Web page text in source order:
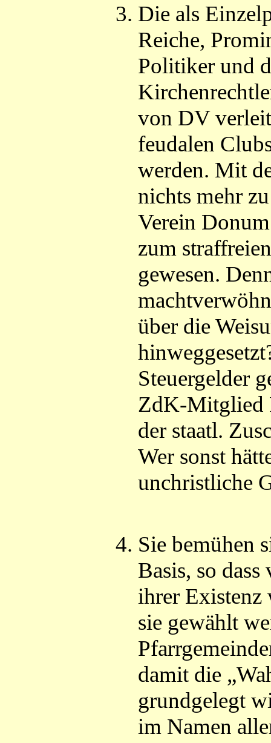
Die als
Reiche,
Politiker und
von DV
feudalen
werden. Mit
nichts mehr
Verein
zum
gewesen.
über die
Steuergelder
ZdK-Mitglied
der staatl.
Wer sonst
unchristliche
Sie bemühen
Basis, so
ihrer Existenz
sie gewählt
damit die
grundgelegt
im Namen